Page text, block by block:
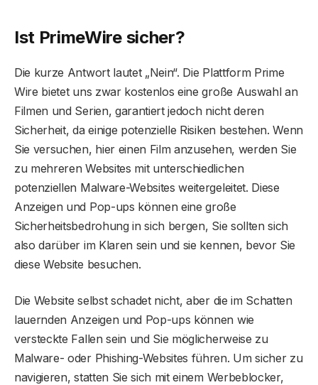
Ist PrimeWire sicher?
Die kurze Antwort lautet „Nein“. Die Plattform Prime
Wire bietet uns zwar kostenlos eine große Auswahl an
Filmen und Serien, garantiert jedoch nicht deren
Sicherheit, da einige potenzielle Risiken bestehen. Wenn
Sie versuchen, hier einen Film anzusehen, werden Sie
zu mehreren Websites mit unterschiedlichen
potenziellen Malware-Websites weitergeleitet. Diese
Anzeigen und Pop-ups können eine große
Sicherheitsbedrohung in sich bergen, Sie sollten sich
also darüber im Klaren sein und sie kennen, bevor Sie
diese Website besuchen.
Die Website selbst schadet nicht, aber die im Schatten
lauernden Anzeigen und Pop-ups können wie
versteckte Fallen sein und Sie möglicherweise zu
Malware- oder Phishing-Websites führen. Um sicher zu
navigieren, statten Sie sich mit einem Werbeblocker,